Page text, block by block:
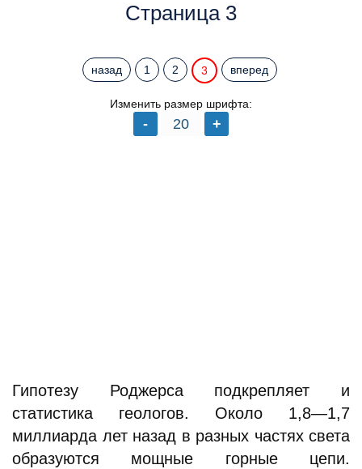
Страница 3
назад 1 2 3 вперед
Изменить размер шрифта:
Гипотезу Роджерса подкрепляет и
статистика геологов. Около 1,8—1,7
миллиарда лет назад в разных частях света
образуются мощные горные цепи.